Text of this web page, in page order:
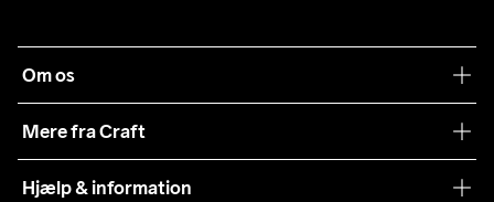
Om os
Mere fra Craft
Hjælp & information